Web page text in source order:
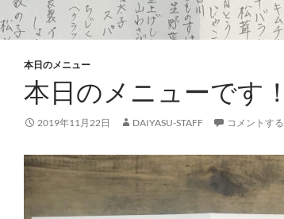
本日のメニュー
本日のメニューです！
2019年11月22日 DAIYASU-STAFF コメントする